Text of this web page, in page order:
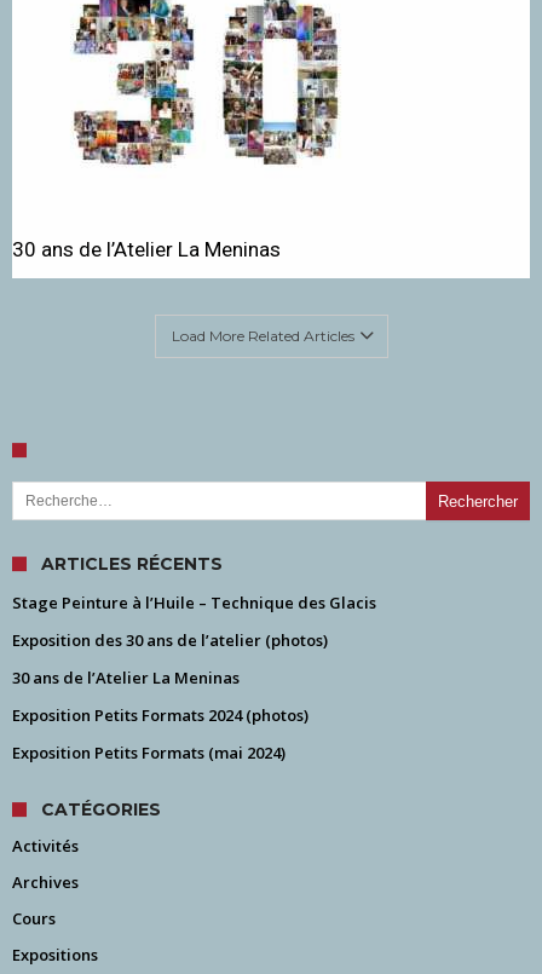
30 ans de l’Atelier La Meninas
Load More Related Articles
Rechercher :
ARTICLES RÉCENTS
Stage Peinture à l’Huile – Technique des Glacis
Exposition des 30 ans de l’atelier (photos)
30 ans de l’Atelier La Meninas
Exposition Petits Formats 2024 (photos)
Exposition Petits Formats (mai 2024)
CATÉGORIES
Activités
Archives
Cours
Expositions